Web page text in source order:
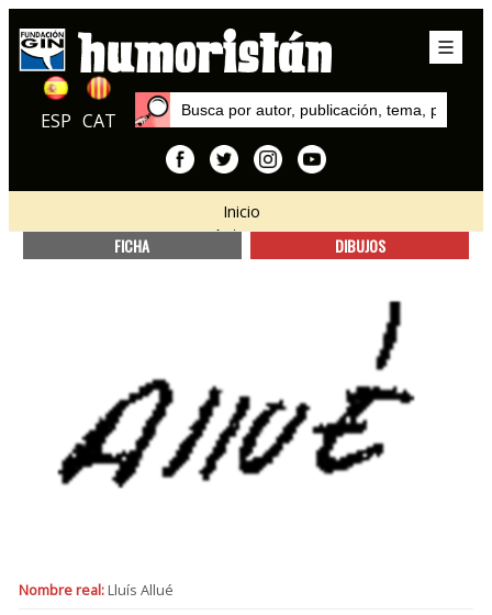
ESP CAT
Inicio
Autores
FICHA DIBUJOS
Nombre real:Lluís Allué